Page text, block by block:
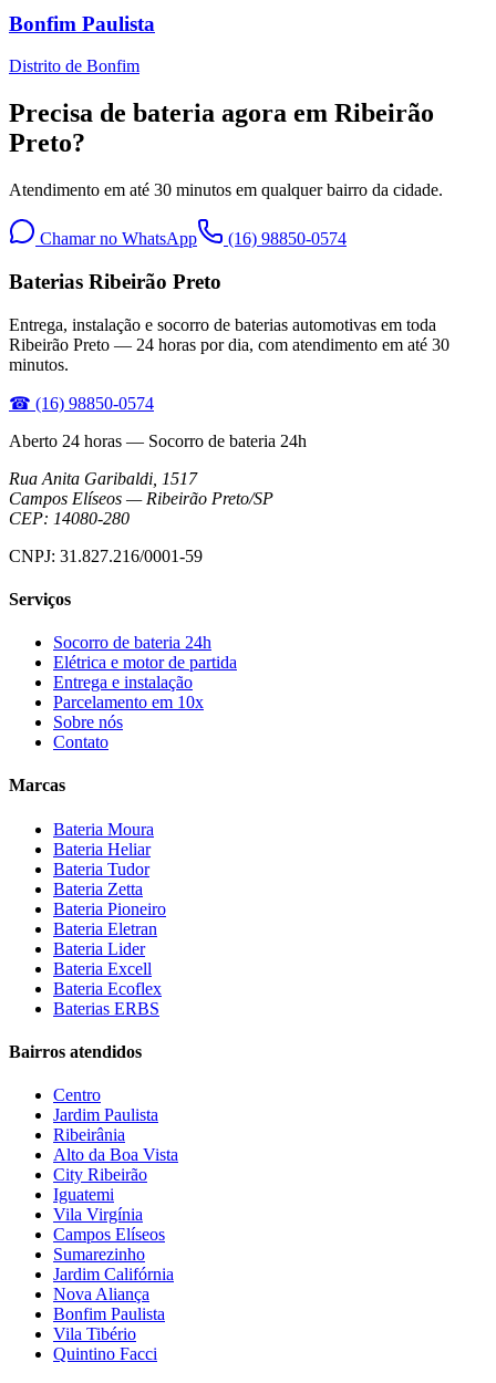
Bonfim Paulista
Distrito de Bonfim
Precisa de bateria agora em Ribeirão
Preto?
Atendimento em até 30 minutos em qualquer bairro da cidade.
Chamar no WhatsApp (16) 98850-0574
Baterias Ribeirão Preto
Entrega, instalação e socorro de baterias automotivas em toda
Ribeirão Preto — 24 horas por dia, com atendimento em até 30
minutos.
☎ (16) 98850-0574
Aberto 24 horas — Socorro de bateria 24h
Rua Anita Garibaldi, 1517
Campos Elíseos — Ribeirão Preto/SP
CEP: 14080-280
CNPJ: 31.827.216/0001-59
Serviços
Socorro de bateria 24h
Elétrica e motor de partida
Entrega e instalação
Parcelamento em 10x
Sobre nós
Contato
Marcas
Bateria Moura
Bateria Heliar
Bateria Tudor
Bateria Zetta
Bateria Pioneiro
Bateria Eletran
Bateria Lider
Bateria Excell
Bateria Ecoflex
Baterias ERBS
Bairros atendidos
Centro
Jardim Paulista
Ribeirânia
Alto da Boa Vista
City Ribeirão
Iguatemi
Vila Virgínia
Campos Elíseos
Sumarezinho
Jardim Califórnia
Nova Aliança
Bonfim Paulista
Vila Tibério
Quintino Facci